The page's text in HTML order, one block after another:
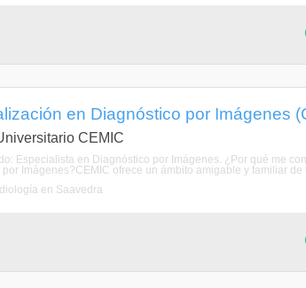
en Diagnóstico por Imágenes
CEMIC
Especialista en Diagnóstico por Imágenes. ¿Por qué me
por Imágenes?CEMIC ofrece un ámbito amigable y familiar
en Saavedra